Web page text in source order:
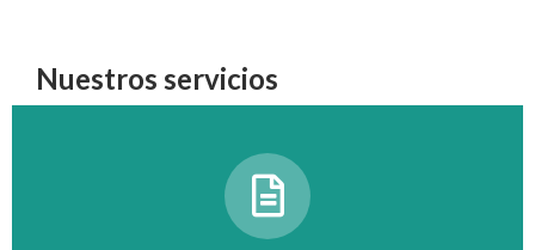
Nuestros servicios